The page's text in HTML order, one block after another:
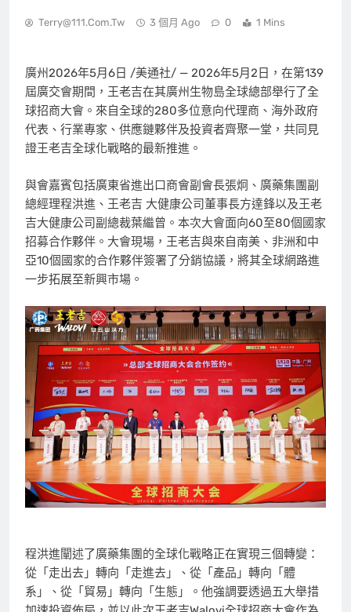
Terry@111.com.tw 3 個月 Ago 0 1 Mins
廣州2026年5月6日 /美通社/ — 2026年5月2日，在第139
屆廣交會期間，王老吉在其廣州生物島全球總部舉行了全
球招商大會。來自全球的280多位意向代理商、海外政府
代表、行業專家、供應鏈夥伴及投資者齊聚一堂，共同見
證王老吉全球化戰略的最新推進。
與會嘉賓包括廣東省進出口商會副會長張炯、廣藥集團副
總經理程洪進、王老吉 大健康公司董事長方達鋒以及王老
吉大健康公司副總裁葉繼曾。本次大會面向60至80個國家
招募合作夥伴。大會現場，王老吉與來自南美、非洲和中
亞10個國家的合作夥伴簽署了分銷協議，將其全球網路進
一步拓展至新興市場。
程洪進闡述了廣藥集團的全球化戰略正在實現三個轉變：
從「走出去」轉向「走進去」、從「產品」轉向「體
系」、從「貿易」轉向「生態」。他強調要透過五大舉措